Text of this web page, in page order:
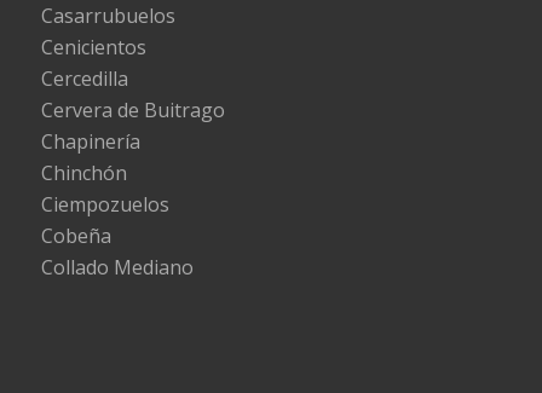
Casarrubuelos
Cenicientos
Cercedilla
Cervera de Buitrago
Chapinería
Chinchón
Ciempozuelos
Cobeña
Collado Mediano